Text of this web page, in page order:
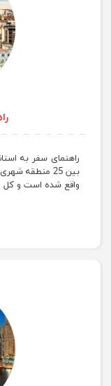
راهنمای سفر به
بین 25 منطقه
واقع شده است و کل